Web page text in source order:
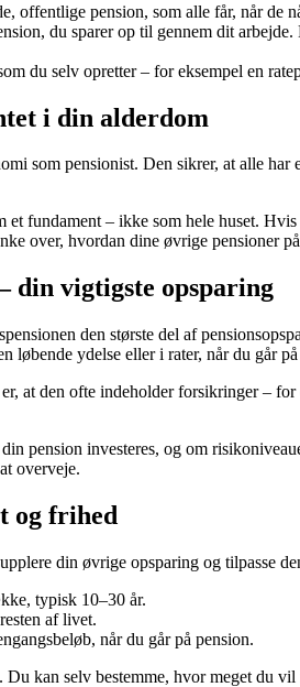
offentlige pension, som alle får, når de
du sparer op til gennem dit
du selv opretter – for eksempel en
i din alderdom
som pensionist. Den sikrer, at alle
et fundament – ikke som hele huset.
over, hvordan dine øvrige pensioner
din vigtigste opsparing
den største del af
løbende ydelse eller i rater, når du går
at den ofte indeholder forsikringer –
pension investeres, og om
overveje.
og frihed
din øvrige opsparing og tilpasse
typisk 10–30 år.
af livet.
når du går på pension.
kan selv bestemme, hvor meget du